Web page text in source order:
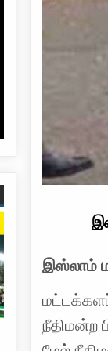
இஸ்லாம்
நீதிமன்ற